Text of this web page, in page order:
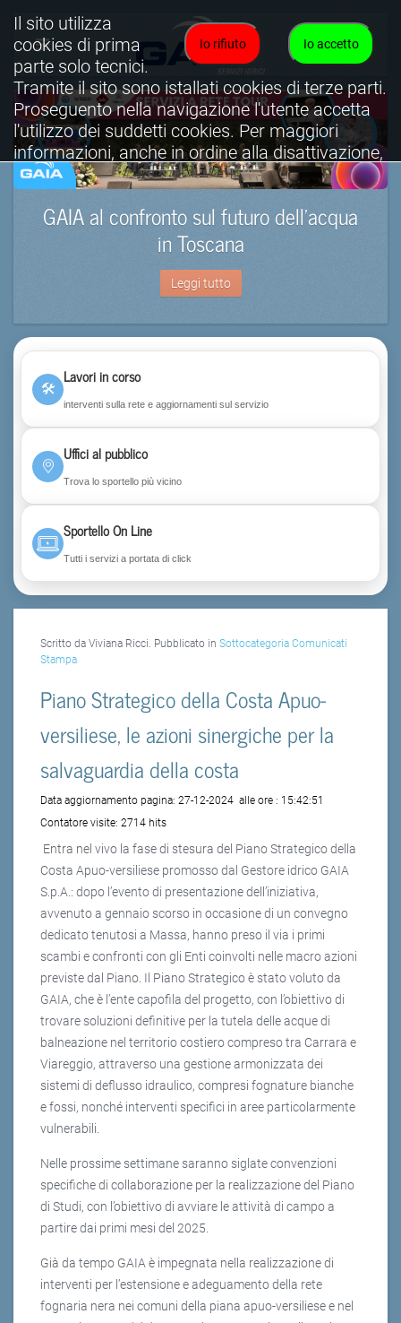
GAIA al confronto sul futuro dell’acqua
in Toscana
Leggi tutto
🛠
Lavori in corso
interventi sulla rete e aggiornamenti sul servizio
Uffici al pubblico
Trova lo sportello più vicino
Sportello On Line
Tutti i servizi a portata di click
Scritto da Viviana Ricci. Pubblicato in Sottocategoria Comunicati
Stampa
Piano Strategico della Costa Apuo-
versiliese, le azioni sinergiche per la
salvaguardia della costa
Data aggiornamento pagina: 27-12-2024 alle ore : 15:42:51
Contatore visite: 2714 hits
Entra nel vivo la fase di stesura del Piano Strategico della
Costa Apuo-versiliese promosso dal Gestore idrico GAIA
S.p.A.: dopo l’evento di presentazione dell’iniziativa,
avvenuto a gennaio scorso in occasione di un convegno
dedicato tenutosi a Massa, hanno preso il via i primi
scambi e confronti con gli Enti coinvolti nelle macro azioni
previste dal Piano. Il Piano Strategico è stato voluto da
GAIA, che è l’ente capofila del progetto, con l’obiettivo di
trovare soluzioni definitive per la tutela delle acque di
balneazione nel territorio costiero compreso tra Carrara e
Viareggio, attraverso una gestione armonizzata dei
sistemi di deflusso idraulico, compresi fognature bianche
e fossi, nonché interventi specifici in aree particolarmente
vulnerabili.
Nelle prossime settimane saranno siglate convenzioni
specifiche di collaborazione per la realizzazione del Piano
di Studi, con l’obiettivo di avviare le attività di campo a
partire dai primi mesi del 2025.
Già da tempo GAIA è impegnata nella realizzazione di
interventi per l’estensione e adeguamento della rete
fognaria nera nei comuni della piana apuo-versiliese e nel
Io accetto
Io rifiuto
Il sito utilizza
cookies di prima
parte solo tecnici.
Tramite il sito sono istallati cookies di terze parti.
Proseguento nella navigazione l'utente accetta
l'utilizzo dei suddetti cookies. Per maggiori
informazioni, anche in ordine alla disattivazione,
è possibile consultare l'informativa cookies
completa.
Visualizza informativa completa.